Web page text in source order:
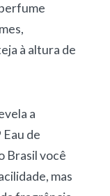
à altura de
a
de
Brasil você
mas